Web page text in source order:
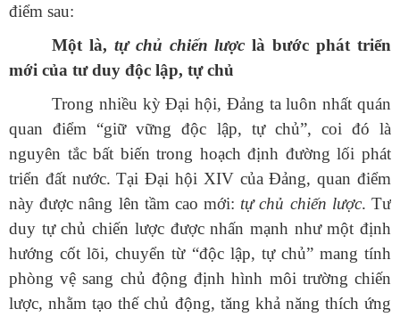
điểm sau:
Một là, tự chủ chiến lượclà bước phát triển
mới của tư duy độc lập, tự chủ
Trong nhiều kỳ Đại hội, Đảng ta luôn nhất quán
quan điểm “giữ vững độc lập, tự chủ”, coi đó là
nguyên tắc bất biến trong hoạch định đường lối phát
triển đất nước. Tại Đại hội XIV của Đảng, quan điểm
này được nâng lên tầm cao mới: tự chủ chiến lược. Tư
duy tự chủ chiến lược được nhấn mạnh như một định
hướng cốt lõi, chuyển từ “độc lập, tự chủ” mang tính
phòng vệ sang chủ động định hình môi trường chiến
lược, nhằm tạo thế chủ động, tăng khả năng thích ứng